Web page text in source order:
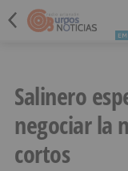
Salinero
negociar la
cortos